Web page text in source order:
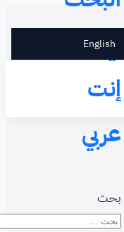
English
في
إنت
عربي
بحث